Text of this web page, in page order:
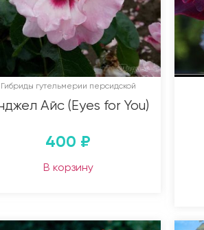
Гибриды гутельмерии персидской
Айс (Eyes for You)
400 ₽
В корзину